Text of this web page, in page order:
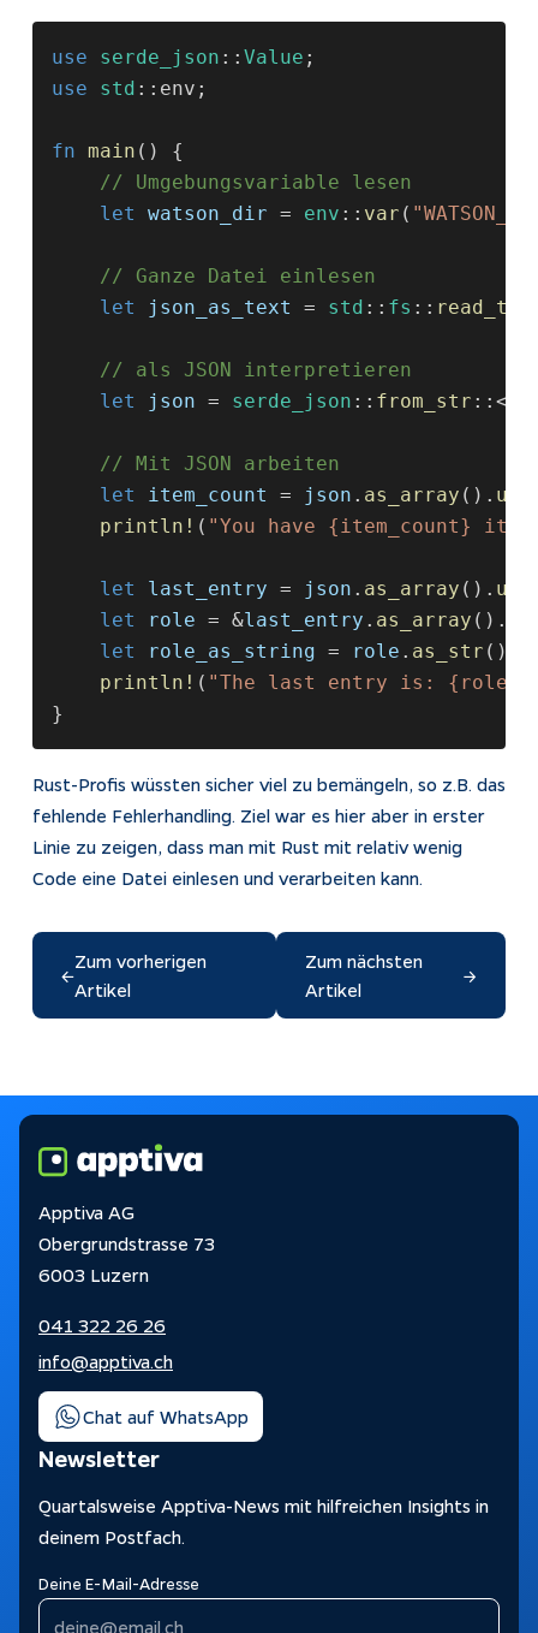
use serde_json ::Value ;
use std ::env;
fn main () {
    // Umgebungsvariable lesen
    let
watson_dir = env :: var (
    // Ganze Datei einlesen
    let
json_as_text = std :: fs ::
    // als JSON interpretieren
    let
json = serde_json :: from_str ::<
    // Mit JSON arbeiten
    let
item_count = json . as_array ().
    println!
( "You have {item_count}
    let
last_entry = json . as_array ().
    let
role = &last_entry . as_array ().
    let
role_as_string = role . as_str ().
    println!
( "The last entry is:
}
Rust-Profis wüssten sicher viel zu bemängeln, so z.B. das
fehlende Fehlerhandling. Ziel war es hier aber in erster
Linie zu zeigen, dass man mit Rust mit relativ wenig
Code eine Datei einlesen und verarbeiten kann.
←
Zum vorherigen
Artikel
Zum nächsten
Artikel
→
Apptiva AG
Obergrundstrasse 73
6003 Luzern
041 322 26 26
info@apptiva.ch
Chat auf WhatsApp
Newsletter
Quartalsweise Apptiva-News mit hilfreichen Insights in
deinem Postfach.
Deine E-Mail-Adresse